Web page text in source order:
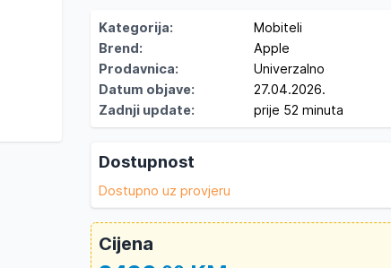
Kategorija:
Mobiteli
Brend:
Apple
Prodavnica:
Univerzalno
Datum objave:
27.04.2026.
Zadnji update:
prije 52 minuta
Dostupnost
Dostupno uz provjeru
Cijena